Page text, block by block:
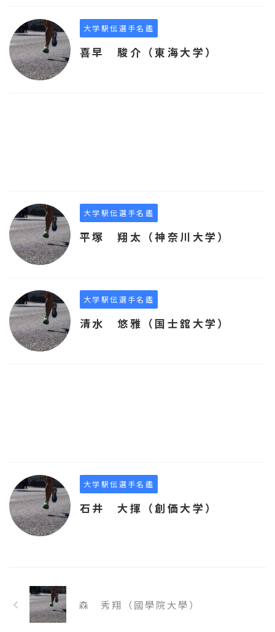
大学駅伝選手名鑑
喜早 駿介（東海大学）
大学駅伝選手名鑑
平塚 翔太（神奈川大学）
大学駅伝選手名鑑
清水 悠雅（国士舘大学）
大学駅伝選手名鑑
石井 大揮（創価大学）
森 秀翔（國學院大學）